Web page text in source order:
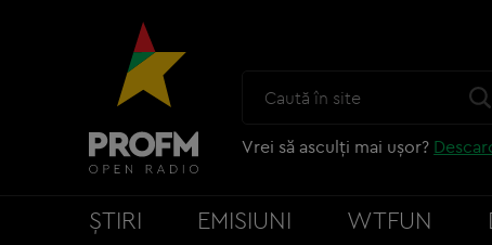
Vrei să asculți mai ușor?
ȘTIRI EMISIUNI WTFUN